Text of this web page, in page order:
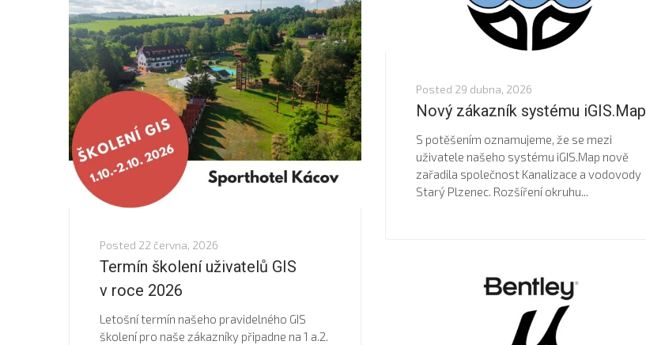
Posted 22 června, 2026
Termín školení uživatelů GIS
v roce 2026
Letošní termín našeho pravidelného GIS
školení pro naše zákazníky připadne na 1 a.2.
Posted 29 dubna, 2026
Nový zákazník systému iGIS.Map
S potěšením oznamujeme, že se mezi
uživatele našeho systému iGIS.Map nově
zařadila společnost Kanalizace a vodovody
Starý Plzenec. Rozšíření okruhu...